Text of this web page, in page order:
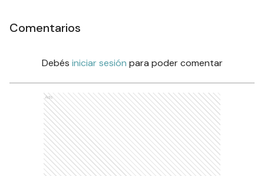
Comentarios
Debés iniciar sesión para poder comentar
Ads